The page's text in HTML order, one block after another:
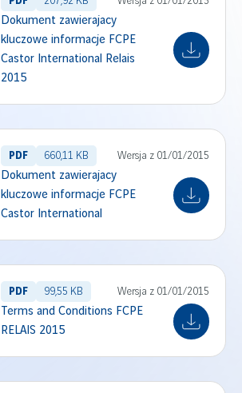
Dokument zawierajacy
kluczowe informacje FCPE
Castor International Relais
2015
PDF 660,11 KB Wersja z 01/01/2015
Dokument zawierajacy
kluczowe informacje FCPE
Castor International
PDF 99,55 KB Wersja z 01/01/2015
Terms and Conditions FCPE
RELAIS 2015